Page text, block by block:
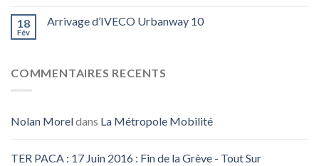
18
Fév
Arrivage d’IVECO Urbanway 10
COMMENTAIRES RECENTS
Nolan Moreldans La Métropole Mobilité
TER PACA : 17 Juin 2016 : Fin de la Grève - Tout Sur